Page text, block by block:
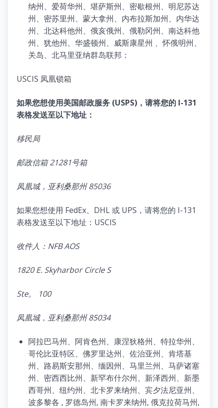
纳州、爱荷华州、堪萨斯州、密歇根州、明尼苏达
州、密苏里州、蒙大拿州、内布拉斯加州、内华达
州、北达科他州、俄亥俄州、俄勒冈州、南达科他
州、犹他州、华盛顿州、威斯康星州 、怀俄明州、
关岛、北马里亚纳群岛联邦：
USCIS 凤凰锁箱
如果您想使用美国邮政服务 (USPS)，请将您的 I-131
表格发送至以下地址：
移民局
邮政信箱 21281号箱
凤凰城，亚利桑那州 85036
如果您想使用 FedEx、DHL 或 UPS，请将您的 I-131
表格发送至以下地址：USCIS
收件人：NFB AOS
1820 E. Skyharbor Circle S
Ste。 100
凤凰城，亚利桑那州 85034
阿拉巴马州、阿肯色州、康涅狄格州、特拉华州、
哥伦比亚特区、佛罗里达州、佐治亚州、肯塔基
州、路易斯安那州、缅因州、马里兰州、马萨诸塞
州、密西西比州、新罕布什尔州、新泽西州、新墨
西哥州、纽约州、北卡罗来纳州、宾夕法尼亚州、
波多黎各 , 罗德岛州, 南卡罗来纳州, 俄克拉荷马州,